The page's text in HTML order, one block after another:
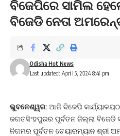
ବିଜେପିରେ ସାମିଲ
ବିଜେଡି ନେତା
Last updated: April 5, 2024 8:41 pm
Odisha Hot News
ଭୁବନେଶ୍ୱର: ଆଜି ବିଜେପି
ଜଗତସିଂହପୁରର ପୂର୍ବତନ ଜିଲ୍ଲା ବିଜେଡି
ନିଗମର ପୂର୍ବତନ ଚେୟାରମ୍ୟାନ ଶ୍ରୀ